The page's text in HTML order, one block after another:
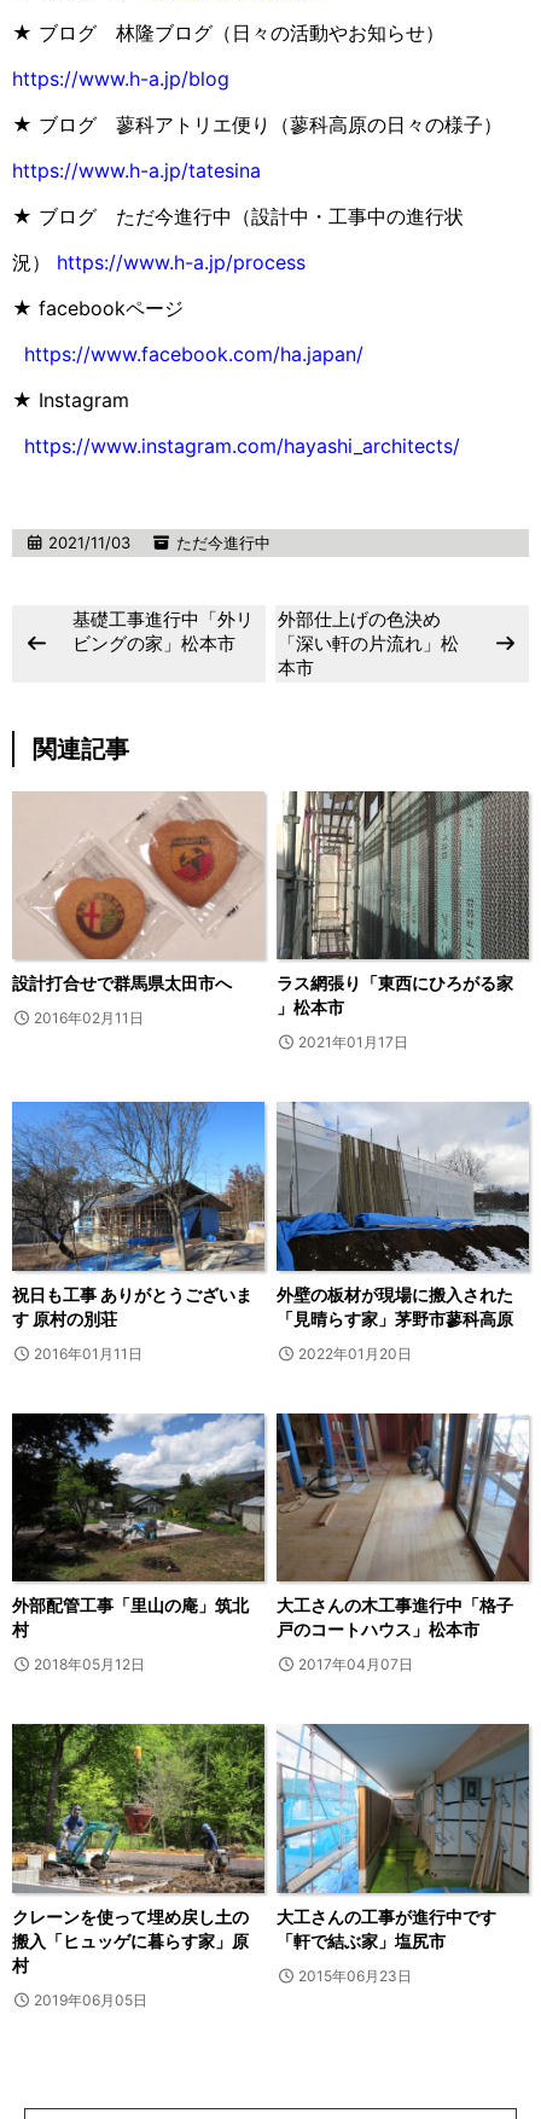
★ ブログ 林隆ブログ（日々の活動やお知らせ）
https://www.h-a.jp/blog
★ ブログ 蓼科アトリエ便り（蓼科高原の日々の様子）
https://www.h-a.jp/tatesina
★ ブログ ただ今進行中（設計中・工事中の進行状
況） https://www.h-a.jp/process
★ facebookページ
https://www.facebook.com/ha.japan/
★ Instagram
https://www.instagram.com/hayashi_architects/
2021/11/03 ただ今進行中
基礎工事進行中「外リ
ビングの家」松本市
外部仕上げの色決め
「深い軒の片流れ」松
本市
関連記事
設計打合せで群馬県太田市へ
2016年02月11日
ラス網張り「東西にひろがる家
」松本市
2021年01月17日
祝日も工事 ありがとうございま
す 原村の別荘
2016年01月11日
外壁の板材が現場に搬入された
「見晴らす家」茅野市蓼科高原
2022年01月20日
外部配管工事「里山の庵」筑北
村
2018年05月12日
大工さんの木工事進行中「格子
戸のコートハウス」松本市
2017年04月07日
クレーンを使って埋め戻し土の
搬入「ヒュッゲに暮らす家」原
村
2019年06月05日
大工さんの工事が進行中です
「軒で結ぶ家」塩尻市
2015年06月23日